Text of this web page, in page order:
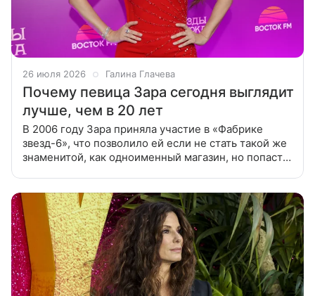
26 июля 2026 Галина Глачева
Почему певица Зара сегодня выглядит
лучше, чем в 20 лет
В 2006 году Зара приняла участие в «Фабрике
звезд-6», что позволило ей если не стать такой же
знаменитой, как одноименный магазин, но попасть